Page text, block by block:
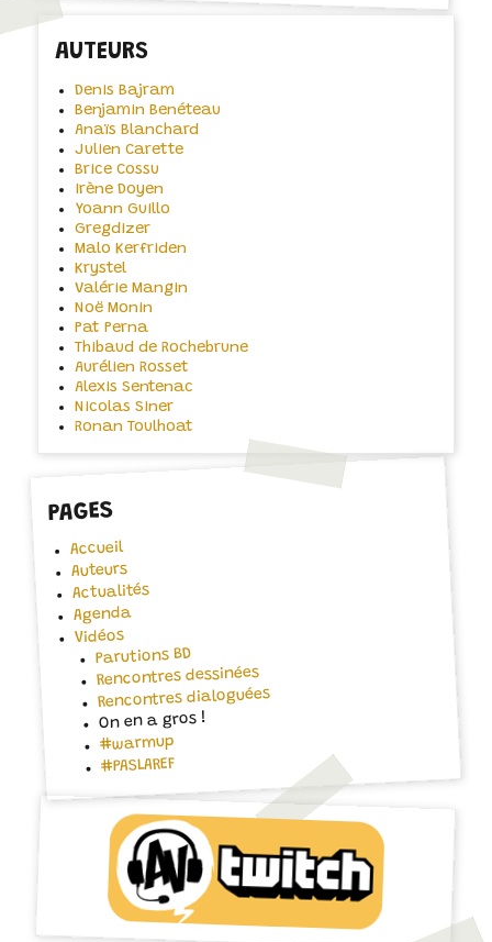
AUTEURS
Denis Bajram
Benjamin Benéteau
Anaïs Blanchard
Julien Carette
Brice Cossu
Irène Doyen
Yoann Guillo
Gregdizer
Malo Kerfriden
Krystel
Valérie Mangin
Noë Monin
Pat Perna
Thibaud de Rochebrune
Aurélien Rosset
Alexis Sentenac
Nicolas Siner
Ronan Toulhoat
PAGES
Accueil
Auteurs
Actualités
Agenda
Vidéos
Parutions BD
Rencontres dessinées
Rencontres dialoguées
On en a gros !
#warmup
#PASLAREF